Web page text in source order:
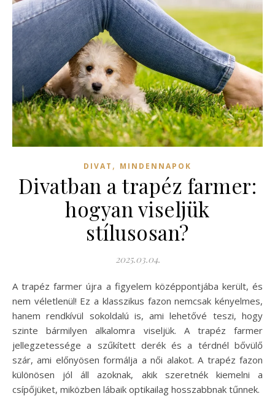
DIVAT , MINDENNAPOK
Divatban a trapéz farmer:
hogyan viseljük
stílusosan?
2025.03.04.
A trapéz farmer újra a figyelem középpontjába került, és
nem véletlenül! Ez a klasszikus fazon nemcsak kényelmes,
hanem rendkívül sokoldalú is, ami lehetővé teszi, hogy
szinte bármilyen alkalomra viseljük. A trapéz farmer
jellegzetessége a szűkített derék és a térdnél bővülő
szár, ami előnyösen formálja a női alakot. A trapéz fazon
különösen jól áll azoknak, akik szeretnék kiemelni a
csípőjüket, miközben lábaik optikailag hosszabbnak tűnnek.